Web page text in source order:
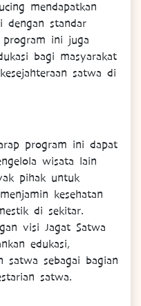
mendapatkan
dengan standar
program ini juga
bagi masyarakat
satwa di
program ini dapat
wisata lain
pihak untuk
kesehatan
di sekitar.
visi Jagat Satwa
edukasi,
satwa sebagai bagian
satwa.